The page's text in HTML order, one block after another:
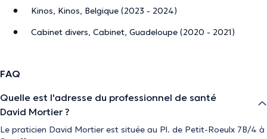
Kinos, Kinos, Belgique (2023 - 2024)
Cabinet divers, Cabinet, Guadeloupe (2020 - 2021)
FAQ
Quelle est l'adresse du professionnel de santé
David Mortier ?
Le praticien David Mortier est située au Pl. de Petit-Roeulx 7B/4 à